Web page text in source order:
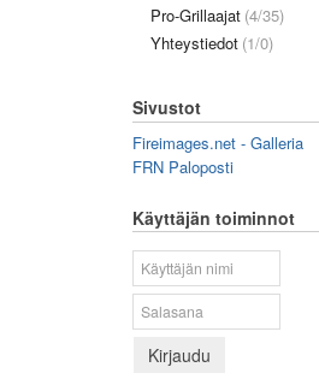
Pro-Grillaajat (4/35)
Yhteystiedot (1/0)
Sivustot
Fireimages.net - Galleria
FRN Paloposti
Käyttäjän toiminnot
Kirjaudu